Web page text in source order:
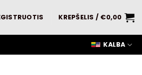
KREPŠELIS / €0,00
KALBA